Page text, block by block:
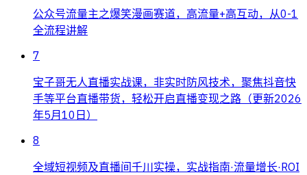
公众号流量主之爆笑漫画赛道，高流量+高互动，从0-1
全流程讲解
7
宝子哥无人直播实战课，非实时防风技术，聚焦抖音快
手等平台直播带货，轻松开启直播变现之路（更新2026
年5月10日）
8
全域短视频及直播间千川实操，实战指南·流量增长·ROI